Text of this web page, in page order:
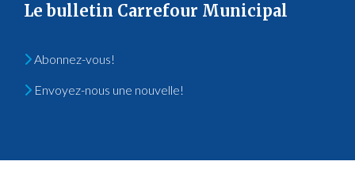
Le bulletin Carrefour Municipal
Abonnez-vous!
Envoyez-nous une nouvelle!